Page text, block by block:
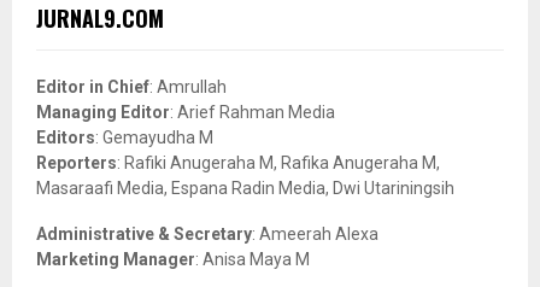
h
o
r
:
JURNAL9.COM
Editor in Chief: Amrullah
Managing Editor: Arief Rahman Media
Editors: Gemayudha M
Reporters: Rafiki Anugeraha M, Rafika Anugeraha M,
Masaraafi Media, Espana Radin Media, Dwi Utariningsih
Administrative & Secretary: Ameerah Alexa
Marketing Manager: Anisa Maya M